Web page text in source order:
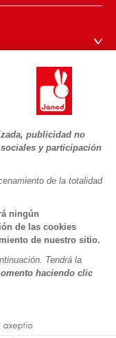
publicidad no
y participación
de la totalidad
ningún
de las cookies
de nuestro sitio.
Tendrá la
haciendo clic
reservados -